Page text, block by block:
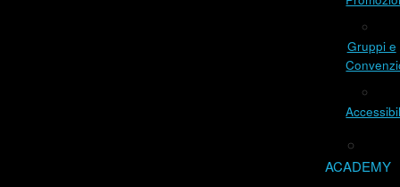
Gruppi e
ACADEMY